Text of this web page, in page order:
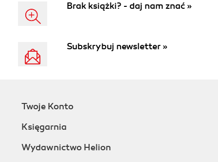
Brak książki? - daj nam znać »
Subskrybuj newsletter »
Twoje Konto
Księgarnia
Wydawnictwo Helion